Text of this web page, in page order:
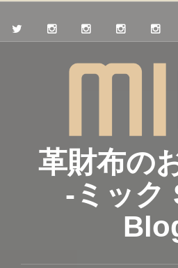
革財布の
-ミック